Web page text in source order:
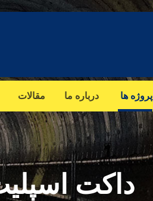
پروژه ها درباره ما مقالات
داکت